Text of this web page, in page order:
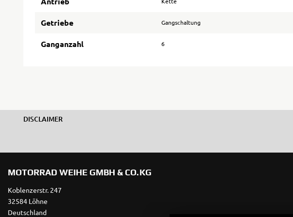
Getriebe Gangschaltung
Ganganzahl 6
DISCLAIMER
MOTORRAD WEIHE GMBH & CO.KG
Koblenzerstr. 247
32584 Löhne
Deutschland